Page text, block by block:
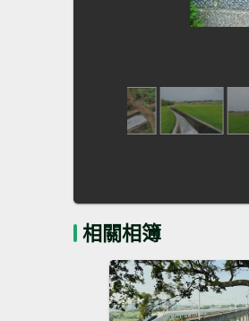
相關相簿